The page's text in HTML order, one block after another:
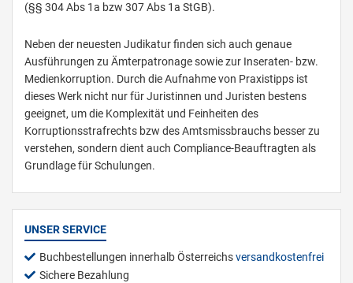
(§§ 304 Abs 1a bzw 307 Abs 1a StGB).
Neben der neuesten Judikatur finden sich auch genaue
Ausführungen zu Ämterpatronage sowie zur Inseraten- bzw.
Medienkorruption. Durch die Aufnahme von Praxistipps ist
dieses Werk nicht nur für Juristinnen und Juristen bestens
geeignet, um die Komplexität und Feinheiten des
Korruptionsstrafrechts bzw des Amtsmissbrauchs besser zu
verstehen, sondern dient auch Compliance-Beauftragten als
Grundlage für Schulungen.
UNSER SERVICE
Buchbestellungen innerhalb Österreichsversandkostenfrei
Sichere Bezahlung